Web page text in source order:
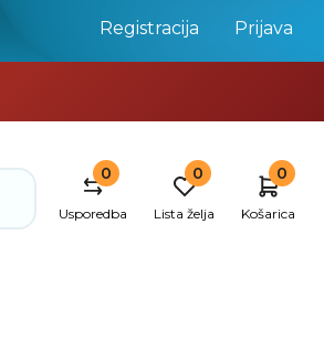
Registracija Prijava
0
Usporedba
0
Lista želja
0
Košarica